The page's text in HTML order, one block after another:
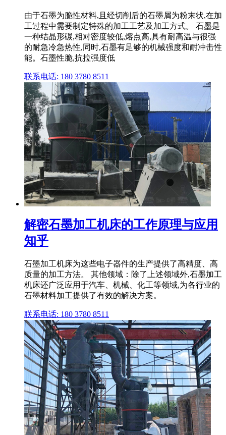
由于石墨为脆性材料,且经切削后的石墨屑为粉末状,在加
工过程中需要制定特殊的加工工艺及加工方式。 石墨是
一种结晶形碳,相对密度较低,熔点高,具有耐高温与很强
的耐急冷急热性,同时,石墨有足够的机械强度和耐冲击性
能。石墨性脆,抗拉强度低
联系电话: 180 3780 8511
解密石墨加工机床的工作原理与应用
知乎
石墨加工机床为这些电子器件的生产提供了高精度、高
质量的加工方法。 其他领域：除了上述领域外,石墨加工
机床还广泛应用于汽车、机械、化工等领域,为各行业的
石墨材料加工提供了有效的解决方案。
联系电话: 180 3780 8511